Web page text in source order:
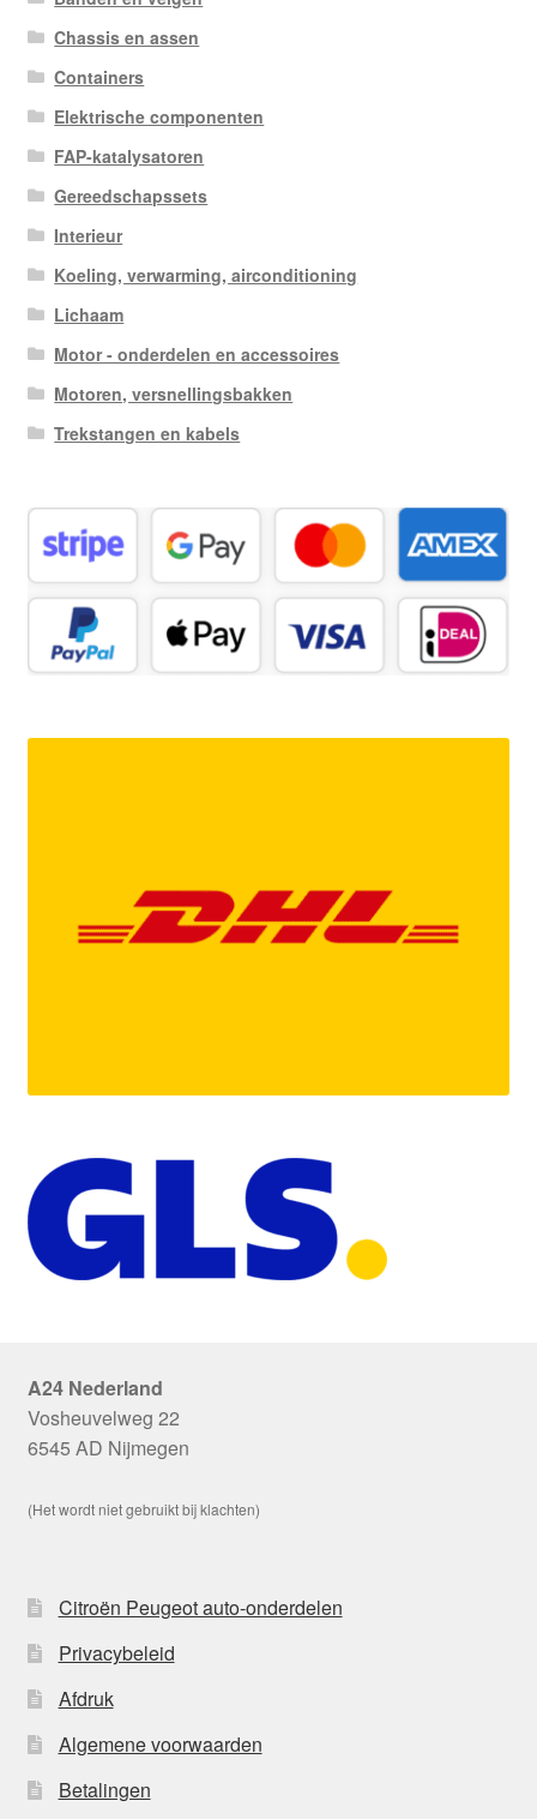
Chassis en assen
Containers
Elektrische componenten
FAP-katalysatoren
Gereedschapssets
Interieur
Koeling, verwarming, airconditioning
Lichaam
Motor - onderdelen en accessoires
Motoren, versnellingsbakken
Trekstangen en kabels
A24 Nederland
Vosheuvelweg 22
6545 AD Nijmegen
(Het wordt niet gebruikt bij klachten)
Citroën Peugeot auto-onderdelen
Privacybeleid
Afdruk
Algemene voorwaarden
Betalingen